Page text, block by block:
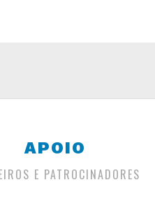
APOIO
E PATROCINADORES